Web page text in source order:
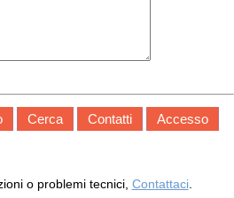
Cerca Contatti Accesso
o problemi tecnici, Contattaci.